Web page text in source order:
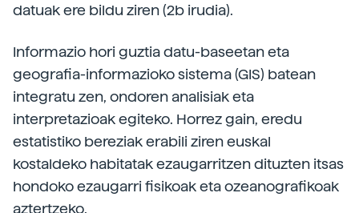
datuak ere bildu ziren (2b irudia).
Informazio hori guztia datu-baseetan eta
geografia-informazioko sistema (GIS) batean
integratu zen, ondoren analisiak eta
interpretazioak egiteko. Horrez gain, eredu
estatistiko bereziak erabili ziren euskal
kostaldeko habitatak ezaugarritzen dituzten itsas
hondoko ezaugarri fisikoak eta ozeanografikoak
aztertzeko.